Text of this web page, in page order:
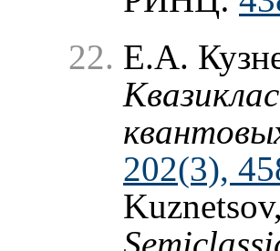
Е.А.
202(3),